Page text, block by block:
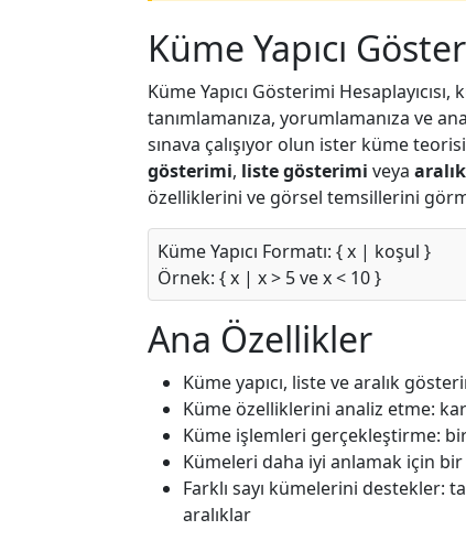
Küme Yapıcı
Küme Yapıcı Gösterimi
tanımlamanıza, yorumlamanıza ve
sınava çalışıyor olun ister küme
gösterimi, liste gösterimi veya
özelliklerini ve görsel temsillerini
Küme Yapıcı Formatı: { x | koşul }
Örnek: { x | x > 5 ve x < 10 }
Ana Özellikler
Küme yapıcı, liste ve aralık
Küme özelliklerini analiz etme:
Küme işlemleri gerçekleştirme:
Kümeleri daha iyi anlamak için
Farklı sayı kümelerini destekler:
aralıklar